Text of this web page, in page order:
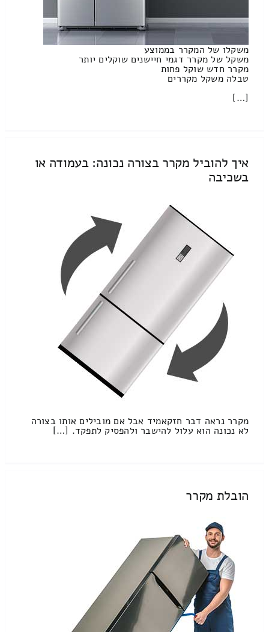
משקלו של המקרר בממוצע
משקל של מקרר דגמי חיישנים שוקלים יותר
מקרר חדש שוקל פחות
טבלה משקל מקררים
[…]
איך להוביל מקרר בצורה נכונה: בעמודה או
בשכיבה
מקרר נראה דבר חזקאמיד אבל אם מובילים אותו בצורה
לא נכונה הוא עלול להישבר ולהפסיק לתפקד. […]
הובלת מקרר